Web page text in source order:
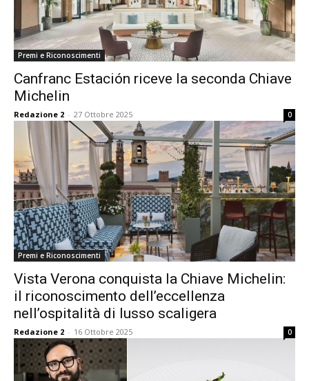
Premi e Riconoscimenti
Canfranc Estación riceve la seconda Chiave
Michelin
Redazione 2 - 27 Ottobre 2025 0
Premi e Riconoscimenti
Vista Verona conquista la Chiave Michelin:
il riconoscimento dell’eccellenza
nell’ospitalità di lusso scaligera
Redazione 2 - 16 Ottobre 2025 0